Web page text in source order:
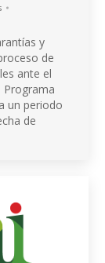
y
de
ante el
Programa
un periodo
de